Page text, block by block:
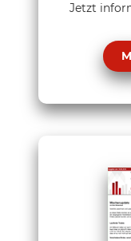
Jetzt